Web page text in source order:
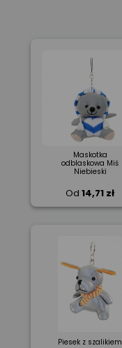
Maskotka
odblaskowa Miś
Niebieski
Od 14,71 zł
Piesek z szalikiem